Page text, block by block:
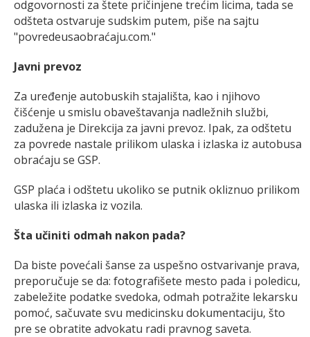
odgovornosti za štete pričinjene trećim licima, tada se
odšteta ostvaruje sudskim putem, piše na sajtu
"povredeusaobraćaju.com."
Javni prevoz
Za uređenje autobuskih stajališta, kao i njihovo
čišćenje u smislu obaveštavanja nadležnih službi,
zadužena je Direkcija za javni prevoz. Ipak, za odštetu
za povrede nastale prilikom ulaska i izlaska iz autobusa
obraćaju se GSP.
GSP plaća i odštetu ukoliko se putnik okliznuo prilikom
ulaska ili izlaska iz vozila.
Šta učiniti odmah nakon pada?
Da biste povećali šanse za uspešno ostvarivanje prava,
preporučuje se da: fotografišete mesto pada i poledicu,
zabeležite podatke svedoka, odmah potražite lekarsku
pomoć, sačuvate svu medicinsku dokumentaciju, što
pre se obratite advokatu radi pravnog saveta.